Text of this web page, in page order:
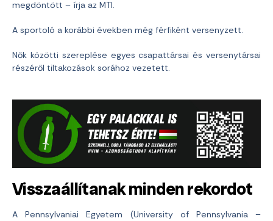
megdöntött – írja az MTI.
A sportoló a korábbi években még férfiként versenyzett.
Nők közötti szereplése egyes csapattársai és versenytársai
részéről tiltakozások sorához vezetett.
Visszaállítanak minden rekordot
A Pennsylvaniai Egyetem (University of Pennsylvania –